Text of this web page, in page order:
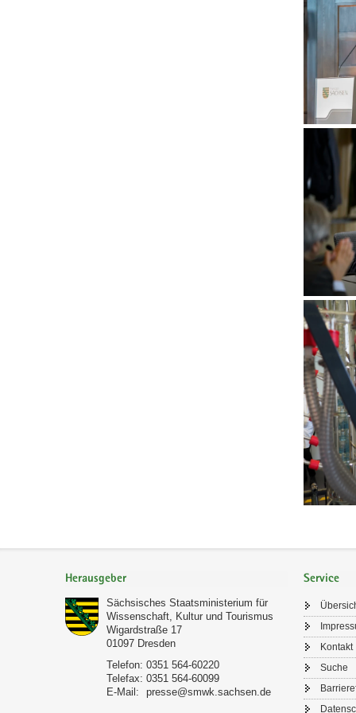
Herausgeber
Sächsisches Staatsministerium für
Wissenschaft, Kultur und Tourismus
Wigardstraße 17
01097 Dresden
Telefon: 0351 564-60220
Telefax: 0351 564-60099
E-Mail:
presse@smwk.sachsen.de
Service
Kontakt
Suche